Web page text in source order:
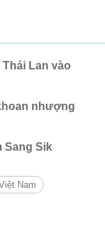
Lan vào
nhượng
Sang Sik
Nam